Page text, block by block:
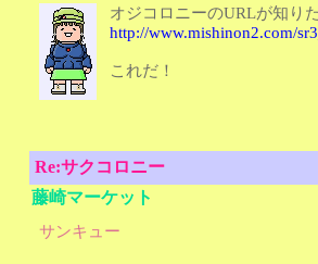
オジコロニーのURLが知り
http://www.mishinon2.com/
これだ！
Re:サクコロニー
藤崎マーケット
サンキュー